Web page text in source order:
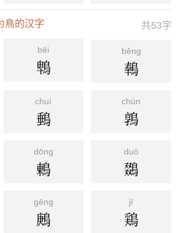
共53字
鳥的汉字
bēi
鵯
běng
䳞
chuí
䳠
chún
鶉
dōng
鶇
duò
鵽
gēng
鶊
jī
鶏